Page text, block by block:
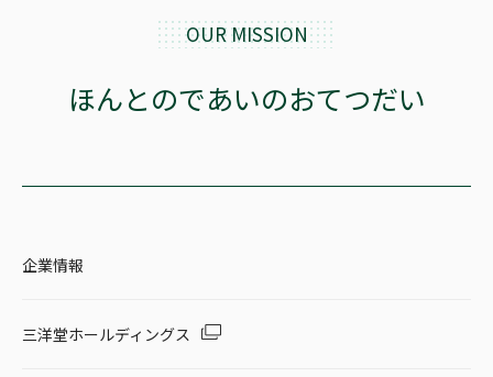
OUR MISSION
ほんとのであいのおてつだい
企業情報
三洋堂ホールディングス